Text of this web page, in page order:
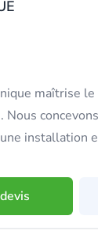
maîtrise
Nous
installation